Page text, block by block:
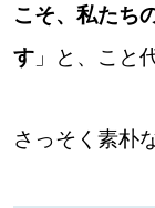
こそ、私たち
す」と、こと
さっそく素朴